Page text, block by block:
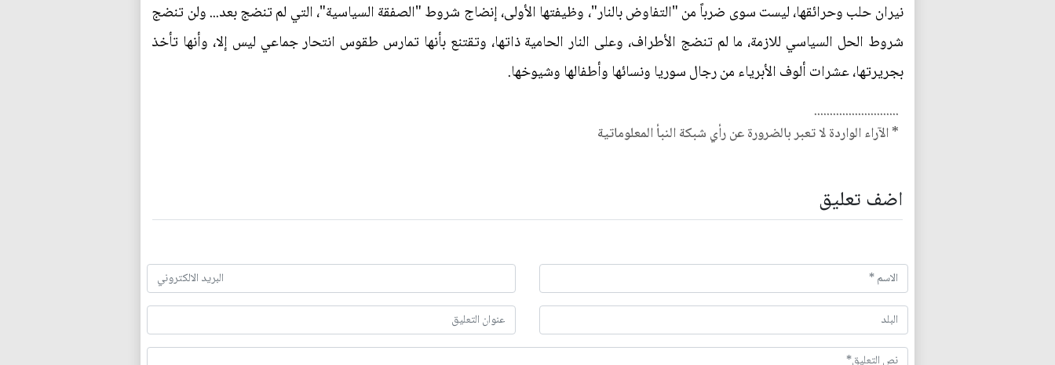
نيران حلب وحرائقها، ليست سوى ضرباً من "التفاوض بالنار"، وظيفتها الأولى، إنضاج شروط "الصفقة السياسية"، التي لم تنضج بعد... ولن تنضج
شروط الحل السياسي للازمة، ما لم تنضج الأطراف، وعلى النار الحامية ذاتها، وتقتنع بأنها تمارس طقوس انتحار جماعي ليس إلا، وأنها تأخذ
بجريرتها، عشرات ألوف الأبرياء من رجال سوريا ونسائها وأطفالها وشيوخها.
...........................
* الآراء الواردة لا تعبر بالضرورة عن رأي شبكة النبأ المعلوماتية
اضف تعليق